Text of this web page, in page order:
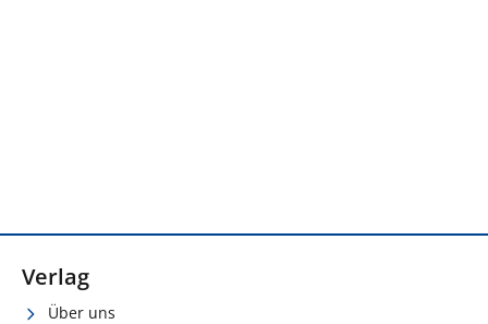
Verlag
Über uns